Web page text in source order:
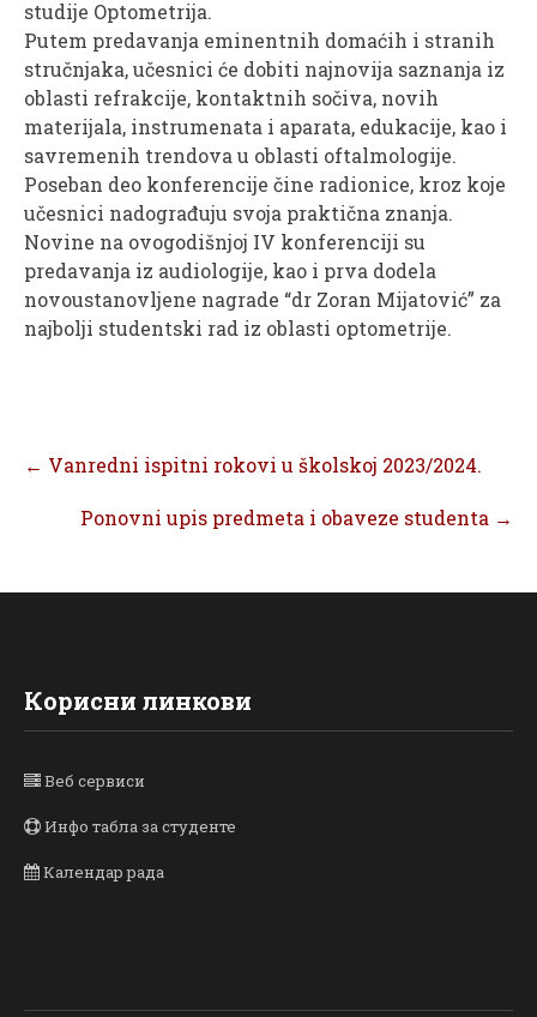
studije Optometrija.
Putem predavanja eminentnih domaćih i stranih
stručnjaka, učesnici će dobiti najnovija saznanja iz
oblasti refrakcije, kontaktnih sočiva, novih
materijala, instrumenata i aparata, edukacije, kao i
savremenih trendova u oblasti oftalmologije.
Poseban deo konferencije čine radionice, kroz koje
učesnici nadograđuju svoja praktična znanja.
Novine na ovogodišnjoj IV konferenciji su
predavanja iz audiologije, kao i prva dodela
novoustanovljene nagrade “dr Zoran Mijatović” za
najbolji studentski rad iz oblasti optometrije.
navigation
← Vanredni ispitni rokovi u školskoj 2023/2024.
Ponovni upis predmeta i obaveze studenta →
Корисни линкови
Веб сервиси
Инфо табла за студенте
Календар рада